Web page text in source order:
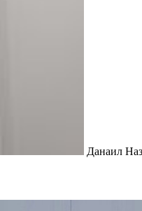
Данаил